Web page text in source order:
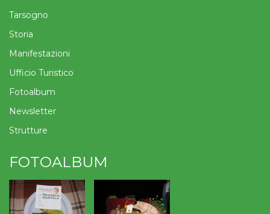
Tarsogno
Storia
Manifestazioni
Ufficio Turistico
Fotoalbum
Newsletter
Strutture
FOTOALBUM